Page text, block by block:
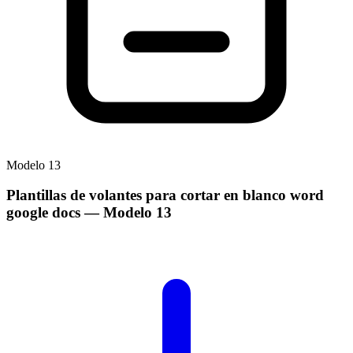
Modelo 13
Plantillas de volantes para cortar en blanco word
google docs— Modelo 13